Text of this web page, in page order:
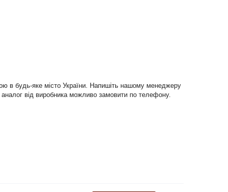
в будь-яке місто України. Напишіть нашому менеджеру
аналог від виробника можливо замовити по телефону.